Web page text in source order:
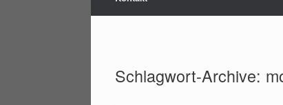
Schlagwort-Archive: